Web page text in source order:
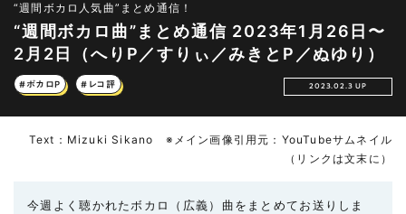
“週間ボカロ人気曲”まとめ通信！
“週間ボカロ曲”まとめ通信 2023年1月26日〜
2月2日（へりP／すりぃ／みきとP／ぬゆり）
#ボカロP #レコ評 2023.02.3 UP
Text：Mizuki Sikano ※メイン画像引用元：YouTubeサムネイル
（リンクは文末に）
今週よく聴かれたボカロ（広義）曲をまとめてお送りしま